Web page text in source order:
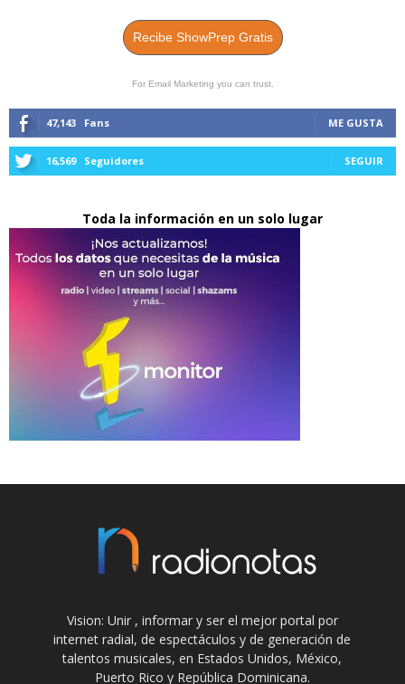
Recibe ShowPrep Gratis
For Email Marketing you can trust.
47,143 Fans ME GUSTA
16,569 Seguidores SEGUIR
Toda la información en un solo lugar
Vision: Unir , informar y ser el mejor portal por
internet radial, de espectáculos y de generación de
talentos musicales, en Estados Unidos, México,
Puerto Rico y República Dominicana.